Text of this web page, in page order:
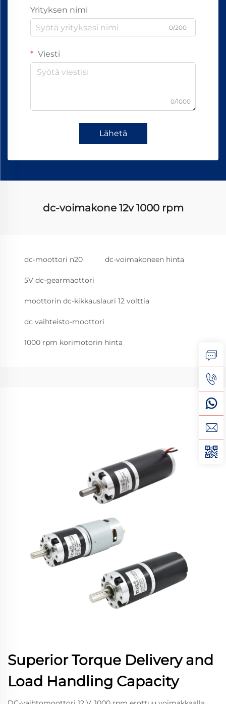
Yrityksen nimi
0/200
Viesti
0/1000
Lähetä
dc-voimakone 12v 1000 rpm
dc-moottori n20 dc-voimakoneen hinta
5V dc-gearmaottori
moottorin dc-kikkauslauri 12 volttia
dc vaihteisto-moottori
1000 rpm korimotorin hinta
Superior Torque Delivery and
Load Handling Capacity